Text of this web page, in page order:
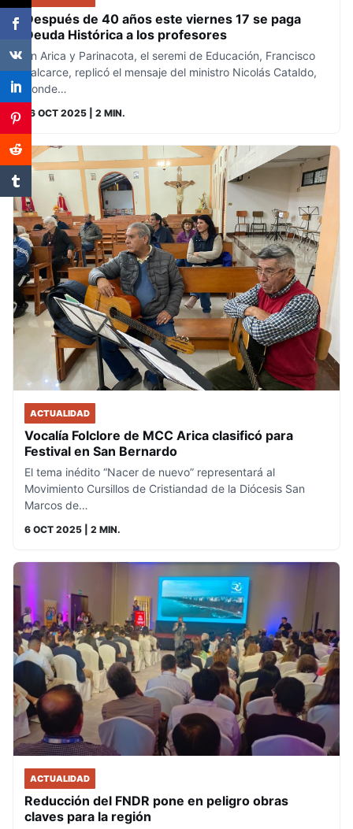
Después de 40 años este viernes 17 se paga
Deuda Histórica a los profesores
En Arica y Parinacota, el seremi de Educación, Francisco
Valcarce, replicó el mensaje del ministro Nicolás Cataldo,
donde…
16 OCT 2025 | 2 MIN.
ACTUALIDAD
Vocalía Folclore de MCC Arica clasificó para
Festival en San Bernardo
El tema inédito “Nacer de nuevo” representará al
Movimiento Cursillos de Cristiandad de la Diócesis San
Marcos de…
6 OCT 2025 | 2 MIN.
ACTUALIDAD
Reducción del FNDR pone en peligro obras
claves para la región